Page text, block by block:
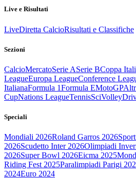
Live e Risultati
LiveDiretta CalcioRisultati e Classifiche
Sezioni
CalcioMercatoSerie ASerie BCoppa
LeagueEuropa LeagueConference
ItalianaFormula 1Formula EMotoGP
CupNations LeagueTennisSciVolley
Speciali
Mondiali 2026Roland Garros 2026
2026Scudetto Inter 2026Olimpiadi
2026Super Bowl 2026Eicma 2025
Riding Fest 2025Paralimpiadi Parigi
2024Euro 2024